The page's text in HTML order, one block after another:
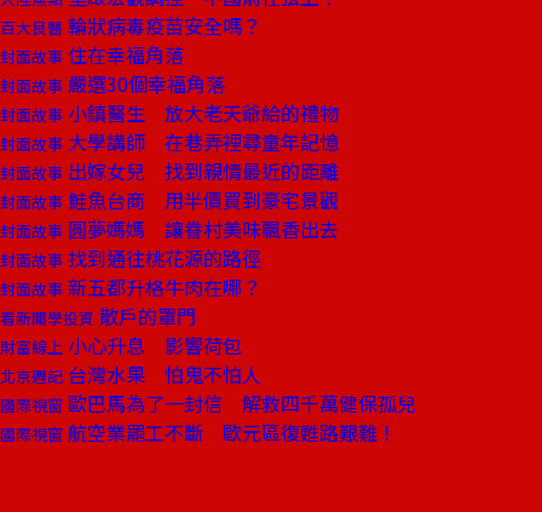
百大良醫 輪狀病毒疫苗安全嗎？
封面故事 住在幸福角落
封面故事 嚴選30個幸福角落
封面故事 小鎮醫生 放大老天爺給的禮物
封面故事 大學講師 在巷弄裡尋童年記憶
封面故事 出嫁女兒 找到親情最近的距離
封面故事 鮭魚台商 用半價買到豪宅景觀
封面故事 圓夢媽媽 讓眷村美味飄香出去
封面故事 找到通往桃花源的路徑
封面故事 新五都升格牛肉在哪？
看新聞學投資 散戶的罩門
財富線上 小心升息 影響荷包
北京週記 台灣水果 怕鬼不怕人
國際視窗 歐巴馬為了一封信 解救四千萬健保孤兒
國際視窗 航空業罷工不斷 歐元區復甦路艱難！